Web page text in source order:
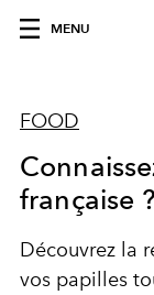
MENU
FOOD
française ?
Découvrez la
vos papilles